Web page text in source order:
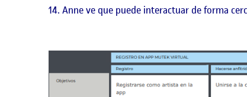
Anne ve que puede interactuar de forma